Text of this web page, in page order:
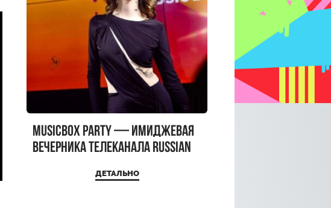
MUSICBOX PARTY — имиджевая
вечерника телеканала RUSSIAN
ДЕТАЛЬНО